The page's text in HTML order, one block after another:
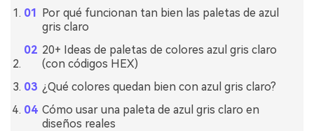
Por qué funcionan tan bien las paletas de azul
gris claro
20+ Ideas de paletas de colores azul gris claro
(con códigos HEX)
¿Qué colores quedan bien con azul gris claro?
Cómo usar una paleta de azul gris claro en
diseños reales